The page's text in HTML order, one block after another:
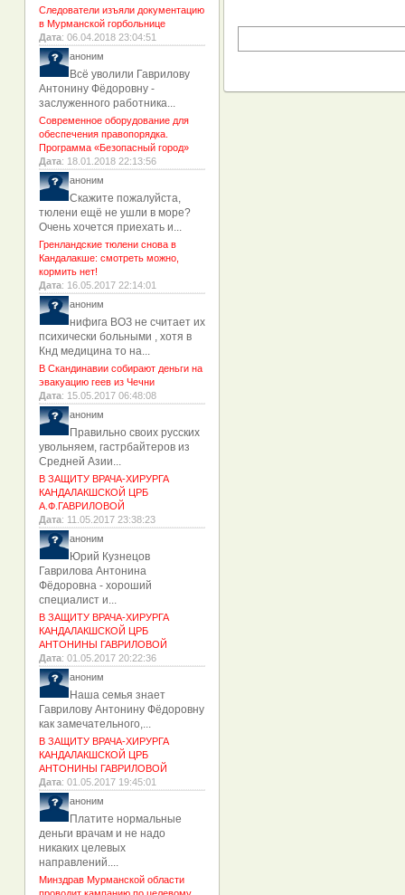
Следователи изъяли документацию
в Мурманской горбольнице
Дата: 06.04.2018 23:04:51
аноним
Всё уволили Гаврилову
Антонину Фёдоровну -
заслуженного работника...
Современное оборудование для
обеспечения правопорядка.
Программа «Безопасный город»
Дата: 18.01.2018 22:13:56
аноним
Скажите пожалуйста,
тюлени ещё не ушли в море?
Очень хочется приехать и...
Гренландские тюлени снова в
Кандалакше: смотреть можно,
кормить нет!
Дата: 16.05.2017 22:14:01
аноним
нифига ВОЗ не считает их
психически больными , хотя в
Кнд медицина то на...
В Скандинавии собирают деньги на
эвакуацию геев из Чечни
Дата: 15.05.2017 06:48:08
аноним
Правильно своих русских
увольняем, гастрбайтеров из
Средней Азии...
В ЗАЩИТУ ВРАЧА-ХИРУРГА
КАНДАЛАКШСКОЙ ЦРБ
А.Ф.ГАВРИЛОВОЙ
Дата: 11.05.2017 23:38:23
аноним
Юрий Кузнецов
Гаврилова Антонина
Фёдоровна - хороший
специалист и...
В ЗАЩИТУ ВРАЧА-ХИРУРГА
КАНДАЛАКШСКОЙ ЦРБ
АНТОНИНЫ ГАВРИЛОВОЙ
Дата: 01.05.2017 20:22:36
аноним
Наша семья знает
Гаврилову Антонину Фёдоровну
как замечательного,...
В ЗАЩИТУ ВРАЧА-ХИРУРГА
КАНДАЛАКШСКОЙ ЦРБ
АНТОНИНЫ ГАВРИЛОВОЙ
Дата: 01.05.2017 19:45:01
аноним
Платите нормальные
деньги врачам и не надо
никаких целевых
направлений....
Минздрав Мурманской области